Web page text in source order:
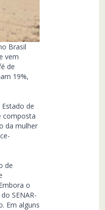
Brasil
vem
de
19%,
de
composta
da mulher
de
o
SENAR-
Em alguns